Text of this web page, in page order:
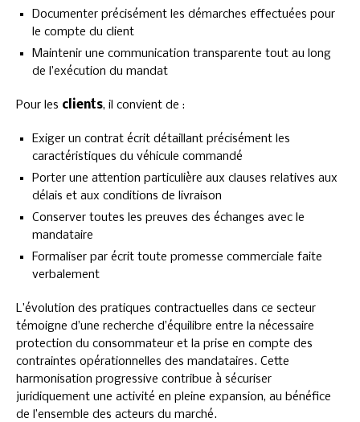
Documenter précisément les démarches effectuées pour
le compte du client
Maintenir une communication transparente tout au long
de l’exécution du mandat
Pour les clients, il convient de :
Exiger un contrat écrit détaillant précisément les
caractéristiques du véhicule commandé
Porter une attention particulière aux clauses relatives aux
délais et aux conditions de livraison
Conserver toutes les preuves des échanges avec le
mandataire
Formaliser par écrit toute promesse commerciale faite
verbalement
L’évolution des pratiques contractuelles dans ce secteur
témoigne d’une recherche d’équilibre entre la nécessaire
protection du consommateur et la prise en compte des
contraintes opérationnelles des mandataires. Cette
harmonisation progressive contribue à sécuriser
juridiquement une activité en pleine expansion, au bénéfice
de l’ensemble des acteurs du marché.